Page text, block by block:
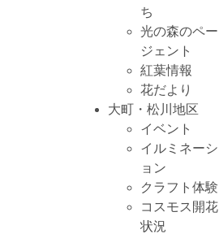
ち
光の森のペー
ジェント
紅葉情報
花だより
大町・松川地区
イベント
イルミネーシ
ョン
クラフト体験
コスモス開花
状況